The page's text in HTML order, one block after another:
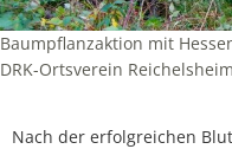
Baumpflanzaktion mit
DRK-Ortsverein Reichelsheim
Nach der erfolgreichen